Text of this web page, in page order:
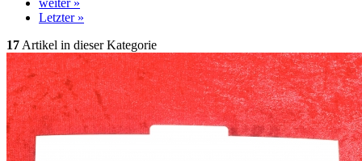
weiter »
Letzter »
17 Artikel in dieser Kategorie